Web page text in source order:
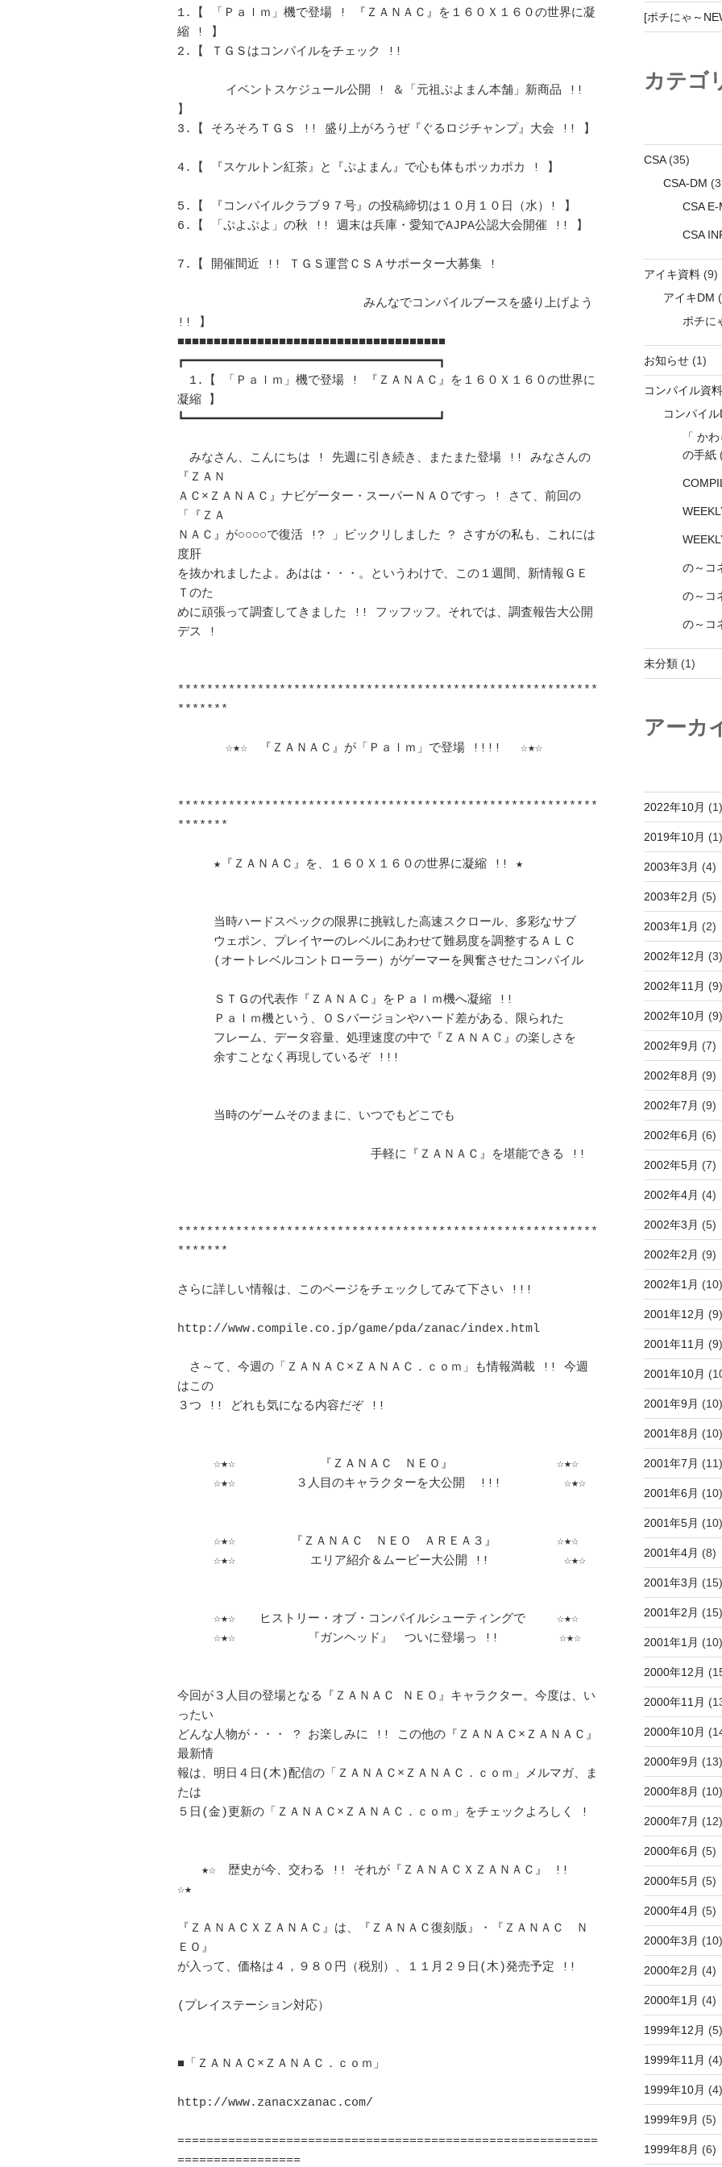
[ポチにゃ～
カテゴ
CSA(35)
CSA-DM
CSA
CSA
アイキ資料(9)
アイキDM
ポチに
お知らせ(1)
コンパイル資料
コンパイル
「 か
の手紙
の～コ
の～コ
の～コ
未分類(1)
アーカ
2022年10月 (1)
2019年10月 (1)
2003年3月 (4)
2003年2月 (5)
2003年1月 (2)
2002年12月 (3)
2002年11月 (9)
2002年10月 (9)
2002年9月 (7)
2002年8月 (9)
2002年7月 (9)
2002年6月 (6)
2002年5月 (7)
2002年4月 (4)
2002年3月 (5)
2002年2月 (9)
2002年1月 (10)
2001年12月 (9)
2001年11月 (9)
2001年10月
2001年9月 (10)
2001年8月 (10)
2001年7月 (11)
2001年6月 (10)
2001年5月 (10)
2001年4月 (8)
2001年3月 (15)
2001年2月 (15)
2001年1月 (10)
2000年12月
2000年11月
2000年10月
2000年9月 (13)
2000年8月 (10)
2000年7月 (12)
2000年6月 (5)
2000年5月 (5)
2000年4月 (5)
2000年3月 (10)
2000年2月 (4)
2000年1月 (4)
1999年12月 (5)
1999年11月 (4)
1999年10月 (4)
1999年9月 (5)
1999年8月 (6)